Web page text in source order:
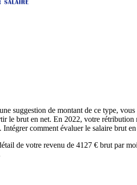
suggestion de montant de ce type,
le brut en net. En 2022, votre rétribution
comment évaluer le salaire brut
de votre revenu de 4127 € brut par